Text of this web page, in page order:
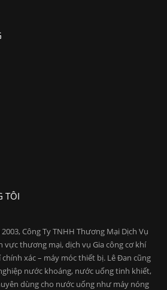
TÔI
Công Ty TNHH Thương Mại Dịch Vụ
vực thương mại, dịch vụ Gia công cơ khí
xác – máy móc thiết bị. Lê Đan cũng
nước khoáng, nước uống tinh khiết,
dùng cho nước uống như máy nóng